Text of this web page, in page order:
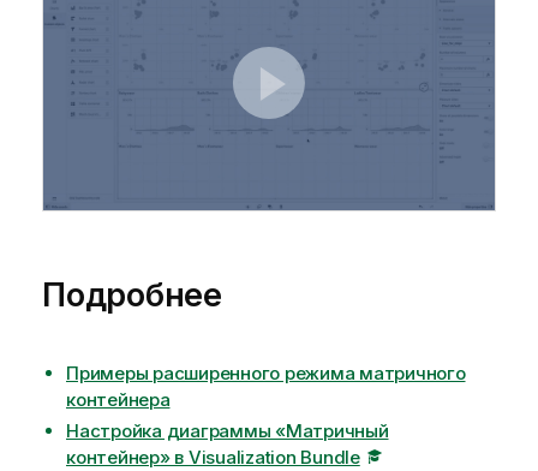
Подробнее
Примеры расширенного режима матричного
контейнера
Настройка диаграммы «Матричный
контейнер» в Visualization Bundle